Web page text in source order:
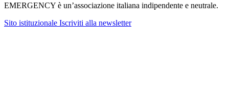
EMERGENCY è un’associazione italiana indipendente e neutrale.
Sito istituzionale Iscriviti alla newsletter